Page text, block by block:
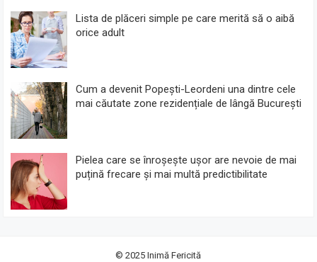
Lista de plăceri simple pe care merită să o aibă
orice adult
Cum a devenit Popești-Leordeni una dintre cele
mai căutate zone rezidențiale de lângă București
Pielea care se înroșește ușor are nevoie de mai
puțină frecare și mai multă predictibilitate
© 2025Inimă Fericită